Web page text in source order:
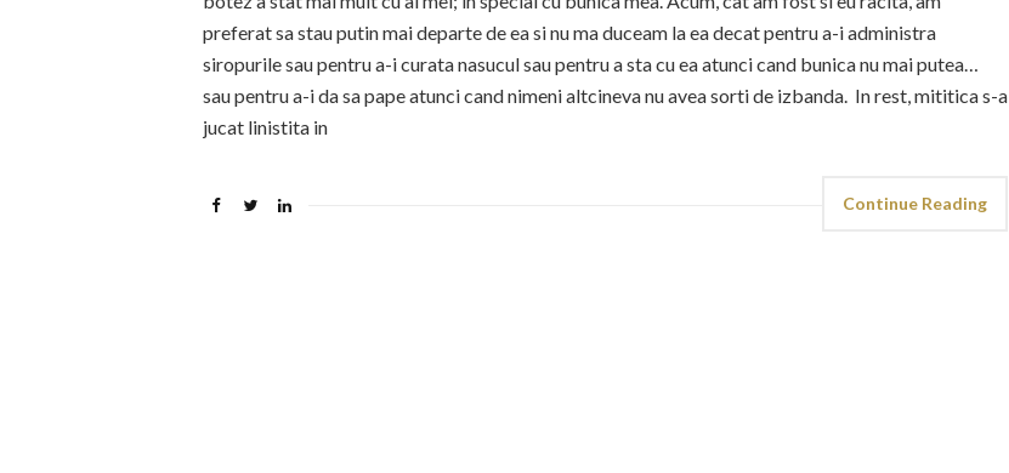
preferat sa stau putin mai departe de ea si nu ma duceam la ea decat pentru a-i administra
siropurile sau pentru a-i curata nasucul sau pentru a sta cu ea atunci cand bunica nu mai putea…
sau pentru a-i da sa pape atunci cand nimeni altcineva nu avea sorti de izbanda. In rest, mititica s-a
jucat linistita in
Continue Reading